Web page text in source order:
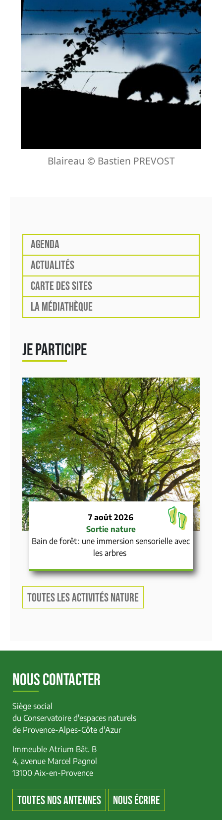
Blaireau © Bastien PREVOST
AGENDA
ACTUALITÉS
CARTE DES SITES
LA MÉDIATHÈQUE
JE PARTICIPE
7 août 2026
Sortie nature
Bain de forêt : une immersion sensorielle avec
les arbres
TOUTES LES ACTIVITÉS NATURE
NOUS CONTACTER
Siège social
du Conservatoire d'espaces naturels
de Provence-Alpes-Côte d'Azur
Immeuble Atrium Bât. B
4, avenue Marcel Pagnol
13100 Aix-en-Provence
TOUTES NOS ANTENNES NOUS ÉCRIRE